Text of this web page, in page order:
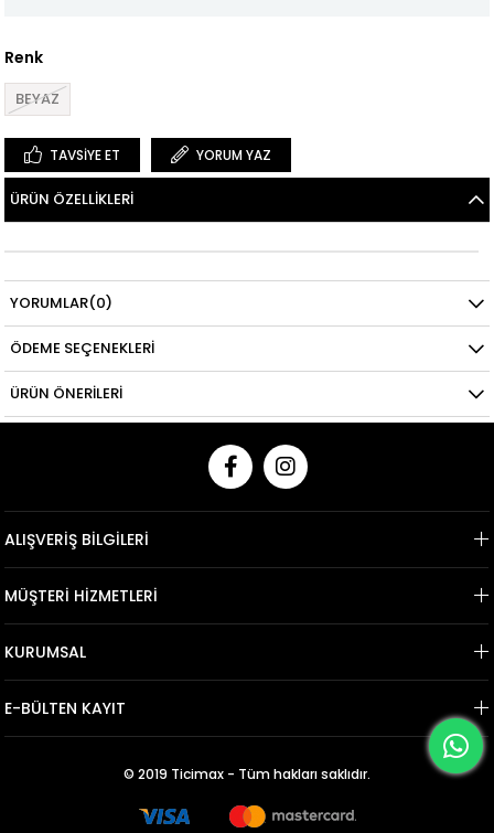
Renk
BEYAZ
TAVSIYE ET YORUM YAZ
ÜRÜN ÖZELLIKLERI
YORUMLAR(0)
ÖDEME SEÇENEKLERI
ÜRÜN ÖNERILERI
ALIŞVERİŞ BİLGİLERİ
MÜŞTERİ HİZMETLERİ
KURUMSAL
E-BÜLTEN KAYIT
© 2019 Ticimax - Tüm hakları saklıdır.